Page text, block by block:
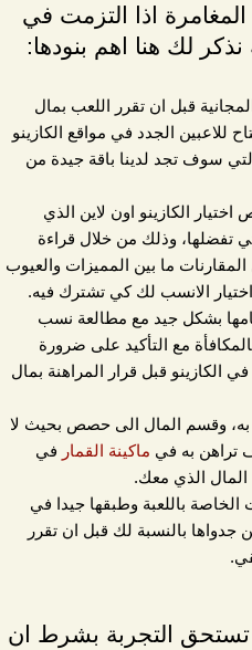
اذا التزمت في
لك هنا اهم بنودها:
قبل ان تقرر اللعب بمال
للاعبين الجدد في مواقع الكازينو
سوف تجد لدينا باقة جيدة من
اختيار الكازينو اون لاين الذي
تفضلها، وذلك من خلال قراءة
ما بين المميزات والعيوب
اختيار الانسب لك كي تشترك فيه.
بشكل جيد مع مطالعة نسب
مع التأكيد على ضرورة
الكازينو قبل قرار المراهنة بمال
وقسم المال الى حصص بحيث لا
تراهن به في ماكينة القمار في
باللعبة وطبقها جيدا في
جدواها بالنسبة لك قبل ان تقرر
تستحق التجربة بشرط ان